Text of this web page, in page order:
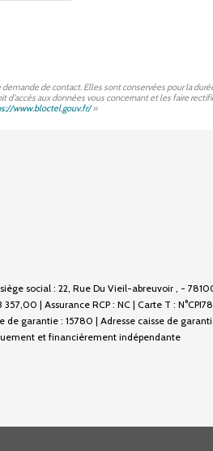
de contact. Elles sont conservées pour la
aux données vous concernant et les faire
www.bloctel.gouv.fr/»
social : 22, Rue Du Vieil-abreuvoir , -
| Assurance RCP : NC | Carte T :
garantie : 15780 | Adresse caisse de
et financièrement indépendante